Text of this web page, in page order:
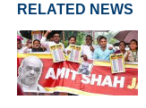
RELATED NEWS